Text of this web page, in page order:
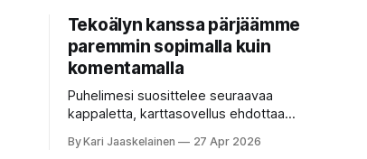
Tekoälyn kanssa pärjäämme
paremmin sopimalla kuin
komentamalla
Puhelimesi suosittelee seuraavaa
kappaletta, karttasovellus ehdottaa
puolestasi, mitä olit ehkä sanomassa.
By Kari Jaaskelainen 27 Apr 2026